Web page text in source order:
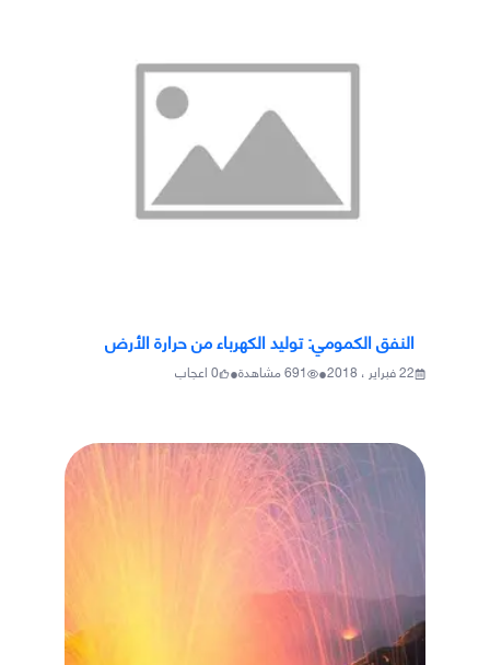
النفق الكمومي: توليد الكهرباء من حرارة الأرض
22 فبراير ، 2018 •
691مشاهدة•
0اعجاب